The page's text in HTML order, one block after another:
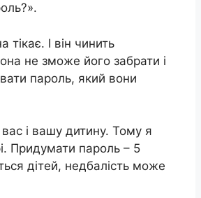
І він чинить
не зможе його забрати і
пароль, який вони
і вашу дитину. Тому я
Придумати пароль – 5
дітей, недбалість може